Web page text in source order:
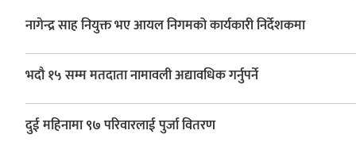
नागेन्द्र साह नियुक्त भए आयल निगमको कार्यकारी निर्देशकमा
भदौ १५ सम्म मतदाता नामावली अद्यावधिक गर्नुपर्ने
दुई महिनामा ९७ परिवारलाई पुर्जा वितरण